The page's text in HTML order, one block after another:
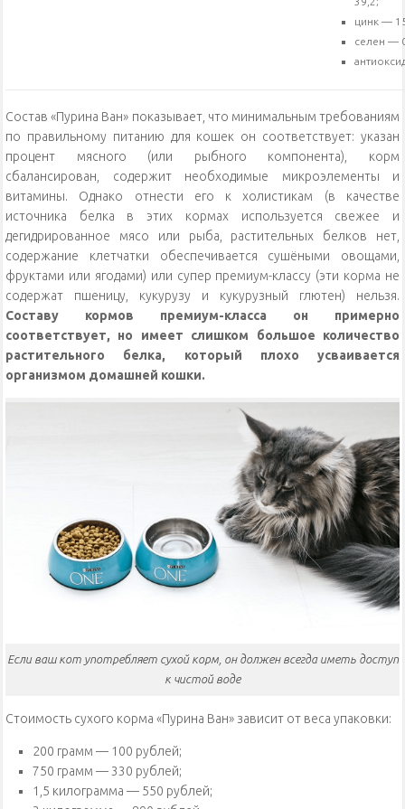
цинк —
селен —
Состав «Пурина Ван» показывает, что минимальным требованиям
по правильному питанию для кошек он соответствует: указан
процент мясного (или рыбного компонента), корм
сбалансирован, содержит необходимые микроэлементы и
витамины. Однако отнести его к холистикам (в качестве
источника белка в этих кормах используется свежее и
дегидрированное мясо или рыба, растительных белков нет,
содержание клетчатки обеспечивается сушёными овощами,
фруктами или ягодами) или супер премиум-классу (эти корма не
содержат пшеницу, кукурузу и кукурузный глютен) нельзя.
Составу кормов премиум-класса он примерно
соответствует, но имеет слишком большое количество
растительного белка, который плохо усваивается
организмом домашней кошки.
Если ваш кот употребляет сухой корм, он должен всегда иметь доступ
к чистой воде
Стоимость сухого корма «Пурина Ван» зависит от веса упаковки:
200 грамм — 100 рублей;
750 грамм — 330 рублей;
1,5 килограмма — 550 рублей;